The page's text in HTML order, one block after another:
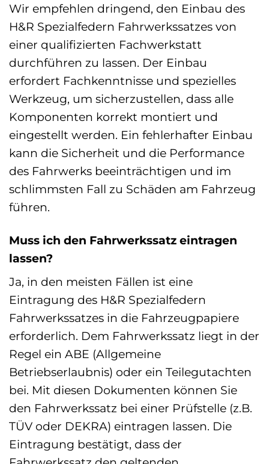
Wir empfehlen dringend, den Einbau des
H&R Spezialfedern Fahrwerkssatzes von
einer qualifizierten Fachwerkstatt
durchführen zu lassen. Der Einbau
erfordert Fachkenntnisse und spezielles
Werkzeug, um sicherzustellen, dass alle
Komponenten korrekt montiert und
eingestellt werden. Ein fehlerhafter Einbau
kann die Sicherheit und die Performance
des Fahrwerks beeinträchtigen und im
schlimmsten Fall zu Schäden am Fahrzeug
führen.
Muss ich den Fahrwerkssatz eintragen
lassen?
Ja, in den meisten Fällen ist eine
Eintragung des H&R Spezialfedern
Fahrwerkssatzes in die Fahrzeugpapiere
erforderlich. Dem Fahrwerkssatz liegt in der
Regel ein ABE (Allgemeine
Betriebserlaubnis) oder ein Teilegutachten
bei. Mit diesen Dokumenten können Sie
den Fahrwerkssatz bei einer Prüfstelle (z.B.
TÜV oder DEKRA) eintragen lassen. Die
Eintragung bestätigt, dass der